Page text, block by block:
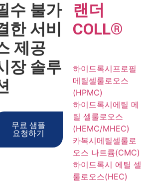
수 불가
한 서비
제공
장 솔루
무료 샘플
요청하기
랜더
COLL®
하이드록시프로필
메틸셀룰로오스
(HPMC)
하이드록시에틸 메
틸 셀룰로오스
(HEMC/MHEC)
카복시메틸셀룰로
오스 나트륨(CMC)
하이드록시 에틸 셀
룰로오스(HEC)